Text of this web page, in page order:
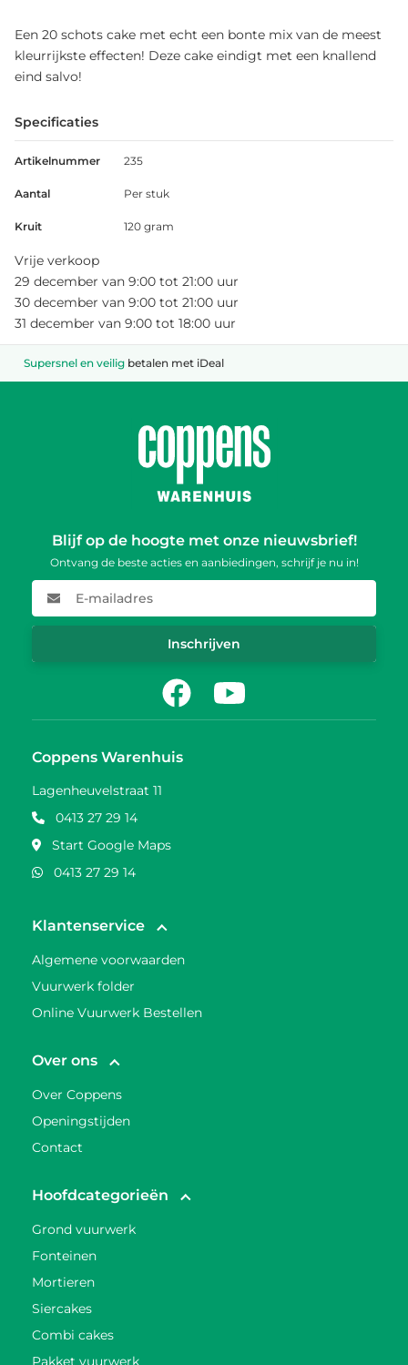
Een 20 schots cake met echt een bonte mix van de meest
kleurrijkste effecten! Deze cake eindigt met een knallend
eind salvo!
Specificaties
Artikelnummer 235
Aantal Per stuk
Kruit 120 gram
Vrije verkoop
29 december van 9:00 tot 21:00 uur
30 december van 9:00 tot 21:00 uur
31 december van 9:00 tot 18:00 uur
Supersnel en veilig betalen met iDeal
Blijf op de hoogte met onze nieuwsbrief!
Ontvang de beste acties en aanbiedingen, schrijf je nu in!
E-mailadres
Inschrijven
FacebookYoutube
Coppens Warenhuis
Lagenheuvelstraat 11
0413 27 29 14
Start Google Maps
0413 27 29 14
Klantenservice
Algemene voorwaarden
Vuurwerk folder
Online Vuurwerk Bestellen
Over ons
Over Coppens
Openingstijden
Contact
Hoofdcategorieën
Grond vuurwerk
Fonteinen
Mortieren
Siercakes
Combi cakes
Pakket vuurwerk